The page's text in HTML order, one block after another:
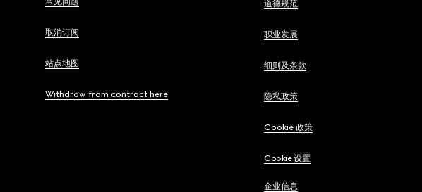
取消订阅
站点地图
Withdraw from contract here
道德规范
职业发展
细则及条款
隐私政策
Cookie 政策
Cookie 设置
企业信息